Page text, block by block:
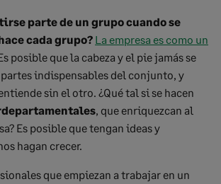
parte de un grupo cuando se
cada grupo? La empresa es como un
posible que la cabeza y el pie jamás se
indispensables del conjunto, y
sin el otro. ¿Qué tal si se hacen
, que enriquezcan al
Es posible que tengan ideas y
hagan crecer.
que empiezan a trabajar en un